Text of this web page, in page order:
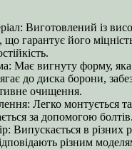
Виготовлений із
що гарантує його
Має вигнуту форму,
до диска борони,
очищення.
Легко монтується та
за допомогою болтів.
Випускається в різних
різним